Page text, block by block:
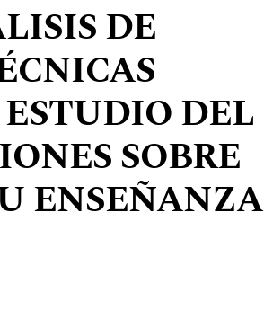
DE
DEL
SOBRE
ENSEÑANZA